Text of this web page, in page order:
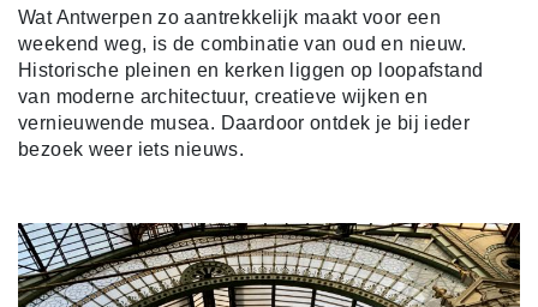
Wat Antwerpen zo aantrekkelijk maakt voor een
weekend weg, is de combinatie van oud en nieuw.
Historische pleinen en kerken liggen op loopafstand
van moderne architectuur, creatieve wijken en
vernieuwende musea. Daardoor ontdek je bij ieder
bezoek weer iets nieuws.